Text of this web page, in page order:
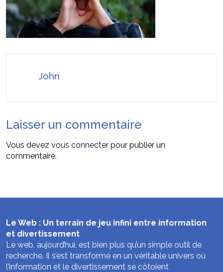
John
Laisser un commentaire
Vous devez vous connecter pour publier un
commentaire.
Le Web : Un terrain de jeu infini entre information
et divertissement
Le web, aujourd’hui, est bien plus qu’un simple outil de
recherche. Il s’est transformé en un véritable univers où
l’information et le divertissement se côtoient